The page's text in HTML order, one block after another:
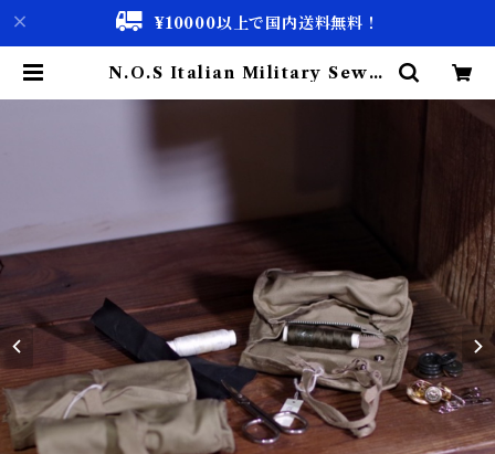
¥10000以上で国内送料無料！
N.O.S Italian Military Sewin